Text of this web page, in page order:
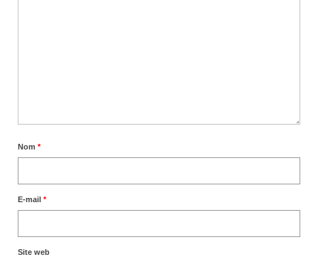
Nom *
E-mail *
Site web